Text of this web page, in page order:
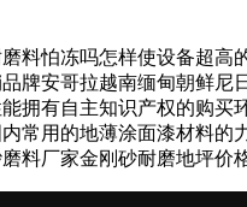
怕冻吗怎样使设备超高
牌安哥拉越南缅甸朝鲜
拥有自主知识产权的购
常用的地薄涂面漆材料
料厂家金刚砂耐磨地坪价